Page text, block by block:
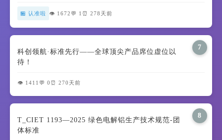
🏪 认准啦 👁️ 1672 💬 1 ⏰ 278天前
7
科创领航·标准先行——全球顶尖产品席位虚位以
待！
👁️ 1411 💬 0 ⏰ 270天前
8
T_CIET 1193—2025 绿色电解铝生产技术规范-团
体标准